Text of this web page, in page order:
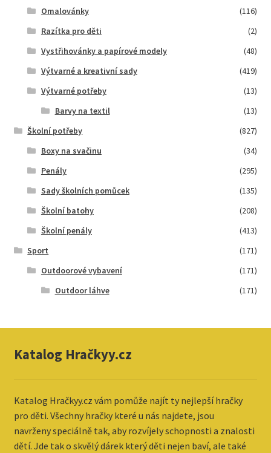
Omalovánky
(116)
Razítka pro děti
(2)
Vystřihovánky a papírové modely
(48)
Výtvarné a kreativní sady
(419)
Výtvarné potřeby
(13)
Barvy na textil
(13)
Školní potřeby
(827)
Boxy na svačinu
(34)
Penály
(295)
Sady školních pomůcek
(135)
Školní batohy
(208)
Školní penály
(413)
Sport
(171)
Outdoorové vybavení
(171)
Outdoor láhve
(171)
Katalog Hračkyy.cz
Katalog Hračkyy.cz vám pomůže najít ty nejlepší hračky
pro děti. Všechny hračky které u nás najdete, jsou
navrženy speciálně tak, aby rozvíjely schopnosti a znalosti
dětí. Jde tak o skvělý dárek který děti nejen baví, ale také